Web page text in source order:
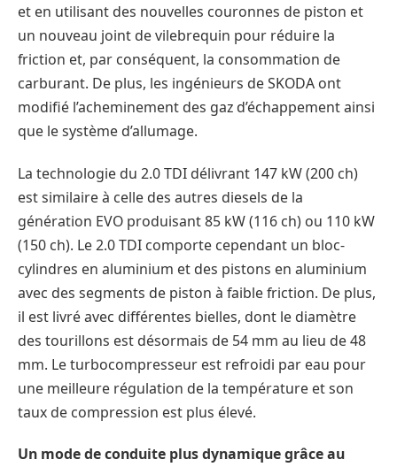
et en utilisant des nouvelles couronnes de piston et
un nouveau joint de vilebrequin pour réduire la
friction et, par conséquent, la consommation de
carburant. De plus, les ingénieurs de SKODA ont
modifié l’acheminement des gaz d’échappement ainsi
que le système d’allumage.
La technologie du 2.0 TDI délivrant 147 kW (200 ch)
est similaire à celle des autres diesels de la
génération EVO produisant 85 kW (116 ch) ou 110 kW
(150 ch). Le 2.0 TDI comporte cependant un bloc-
cylindres en aluminium et des pistons en aluminium
avec des segments de piston à faible friction. De plus,
il est livré avec différentes bielles, dont le diamètre
des tourillons est désormais de 54 mm au lieu de 48
mm. Le turbocompresseur est refroidi par eau pour
une meilleure régulation de la température et son
taux de compression est plus élevé.
Un mode de conduite plus dynamique grâce au